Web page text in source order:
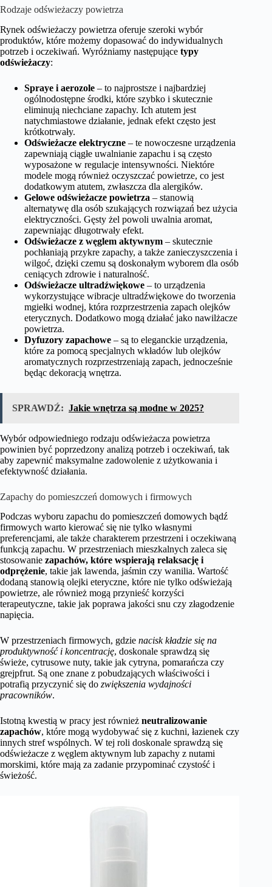
Rodzaje odświeżaczy powietrza
Rynek odświeżaczy powietrza oferuje szeroki wybór
produktów, które możemy dopasować do indywidualnych
potrzeb i oczekiwań. Wyróżniamy następujące typy
odświeżaczy:
Spraye i aerozole – to najprostsze i najbardziej
ogólnodostępne środki, które szybko i skutecznie
eliminują niechciane zapachy. Ich atutem jest
natychmiastowe działanie, jednak efekt często jest
krótkotrwały.
Odświeżacze elektryczne – te nowoczesne urządzenia
zapewniają ciągłe uwalnianie zapachu i są często
wyposażone w regulacje intensywności. Niektóre
modele mogą również oczyszczać powietrze, co jest
dodatkowym atutem, zwłaszcza dla alergików.
Gelowe odświeżacze powietrza – stanowią
alternatywę dla osób szukających rozwiązań bez użycia
elektryczności. Gęsty żel powoli uwalnia aromat,
zapewniając długotrwały efekt.
Odświeżacze z węglem aktywnym – skutecznie
pochłaniają przykre zapachy, a także zanieczyszczenia i
wilgoć, dzięki czemu są doskonałym wyborem dla osób
ceniących zdrowie i naturalność.
Odświeżacze ultradźwiękowe – to urządzenia
wykorzystujące wibracje ultradźwiękowe do tworzenia
mgiełki wodnej, która rozprzestrzenia zapach olejków
eterycznych. Dodatkowo mogą działać jako nawilżacze
powietrza.
Dyfuzory zapachowe – są to eleganckie urządzenia,
które za pomocą specjalnych wkładów lub olejków
aromatycznych rozprzestrzeniają zapach, jednocześnie
będąc dekoracją wnętrza.
SPRAWDŹ: Jakie wnętrza są modne w 2025?
Wybór odpowiedniego rodzaju odświeżacza powietrza
powinien być poprzedzony analizą potrzeb i oczekiwań, tak
aby zapewnić maksymalne zadowolenie z użytkowania i
efektywność działania.
Zapachy do pomieszczeń domowych i firmowych
Podczas wyboru zapachu do pomieszczeń domowych bądź
firmowych warto kierować się nie tylko własnymi
preferencjami, ale także charakterem przestrzeni i oczekiwaną
funkcją zapachu. W przestrzeniach mieszkalnych zaleca się
stosowanie zapachów, które wspierają relaksację i
odprężenie, takie jak lawenda, jaśmin czy wanilia. Wartość
dodaną stanowią olejki eteryczne, które nie tylko odświeżają
powietrze, ale również mogą przynieść korzyści
terapeutyczne, takie jak poprawa jakości snu czy złagodzenie
napięcia.
W przestrzeniach firmowych, gdzie nacisk kładzie się na
produktywność i koncentrację, doskonale sprawdzą się
świeże, cytrusowe nuty, takie jak cytryna, pomarańcza czy
grejpfrut. Są one znane z pobudzających właściwości i
potrafią przyczynić się do zwiększenia wydajności
pracowników.
Istotną kwestią w pracy jest również neutralizowanie
zapachów, które mogą wydobywać się z kuchni, łazienek czy
innych stref wspólnych. W tej roli doskonale sprawdzą się
odświeżacze z węglem aktywnym lub zapachy z nutami
morskimi, które mają za zadanie przypominać czystość i
świeżość.